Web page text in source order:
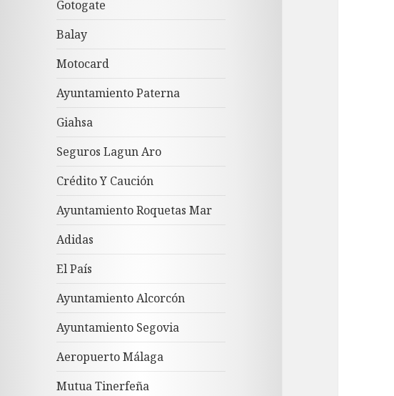
Gotogate
Balay
Motocard
Ayuntamiento Paterna
Giahsa
Seguros Lagun Aro
Crédito Y Caución
Ayuntamiento Roquetas Mar
Adidas
El País
Ayuntamiento Alcorcón
Ayuntamiento Segovia
Aeropuerto Málaga
Mutua Tinerfeña